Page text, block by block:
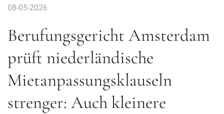
08-05-2026
Berufungsgericht Amsterdam
prüft niederländische
Mietanpassungsklauseln
strenger: Auch kleinere